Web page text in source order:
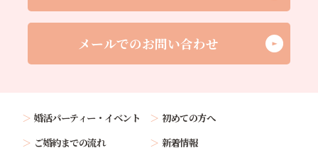
メールでのお問い合わせ
婚活パーティー・イベント
初めての方へ
ご婚約までの流れ
新着情報